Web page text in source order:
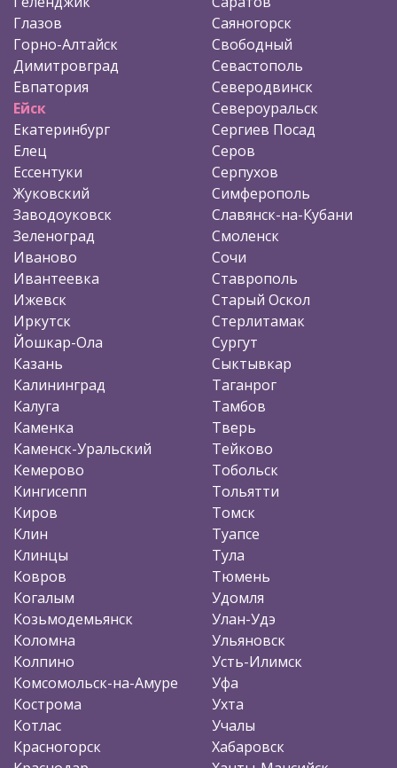
Глазов
Горно-Алтайск
Димитровград
Евпатория
Ейск
Екатеринбург
Елец
Ессентуки
Жуковский
Заводоуковск
Зеленоград
Иваново
Ивантеевка
Ижевск
Иркутск
Йошкар-Ола
Казань
Калининград
Калуга
Каменка
Каменск-Уральский
Кемерово
Кингисепп
Киров
Клин
Клинцы
Ковров
Когалым
Козьмодемьянск
Коломна
Колпино
Комсомольск-на-Амуре
Кострома
Котлас
Красногорск
Саяногорск
Свободный
Севастополь
Северодвинск
Североуральск
Сергиев Посад
Серов
Серпухов
Симферополь
Славянск-на-Кубани
Смоленск
Сочи
Ставрополь
Старый Оскол
Стерлитамак
Сургут
Сыктывкар
Таганрог
Тамбов
Тверь
Тейково
Тобольск
Тольятти
Томск
Туапсе
Тула
Тюмень
Удомля
Улан-Удэ
Ульяновск
Усть-Илимск
Уфа
Ухта
Учалы
Хабаровск